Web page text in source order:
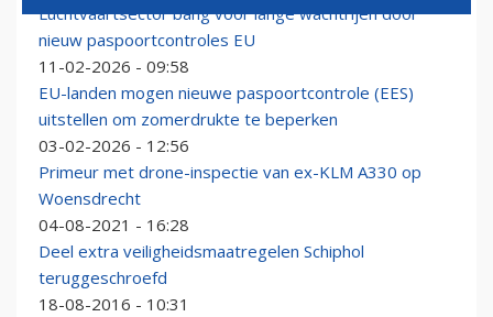
Luchtvaartsector bang voor lange wachtrijen door
nieuw paspoortcontroles EU
11-02-2026 - 09:58
EU-landen mogen nieuwe paspoortcontrole (EES)
uitstellen om zomerdrukte te beperken
03-02-2026 - 12:56
Primeur met drone-inspectie van ex-KLM A330 op
Woensdrecht
04-08-2021 - 16:28
Deel extra veiligheidsmaatregelen Schiphol
teruggeschroefd
18-08-2016 - 10:31